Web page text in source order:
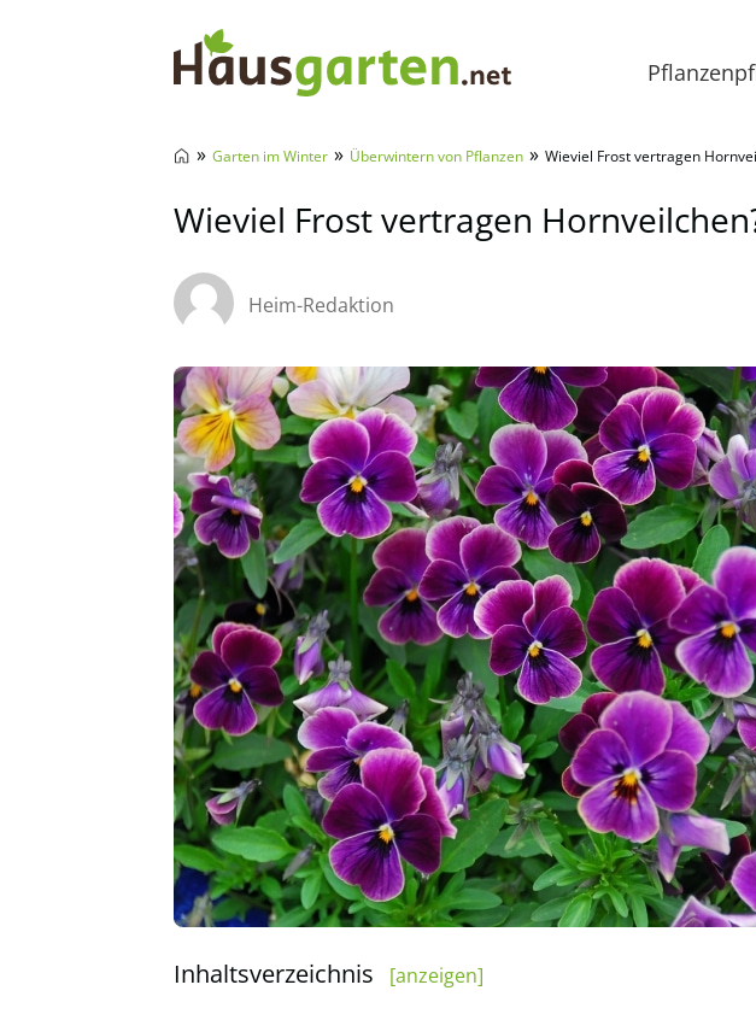
» Garten im Winter » Überwintern von Pflanzen » Wieviel Frost vertragen
Wieviel Frost vertragen
Heim-Redaktion
Inhaltsverzeichnis [anzeigen]